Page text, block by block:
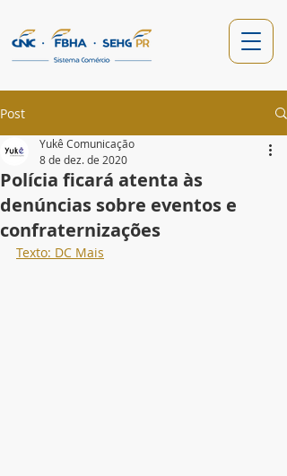
Post
Polícia ficará atenta às
denúncias sobre eventos e
confraternizações
Yukê Comunicação
8 de dez. de 2020
Texto: DC Mais